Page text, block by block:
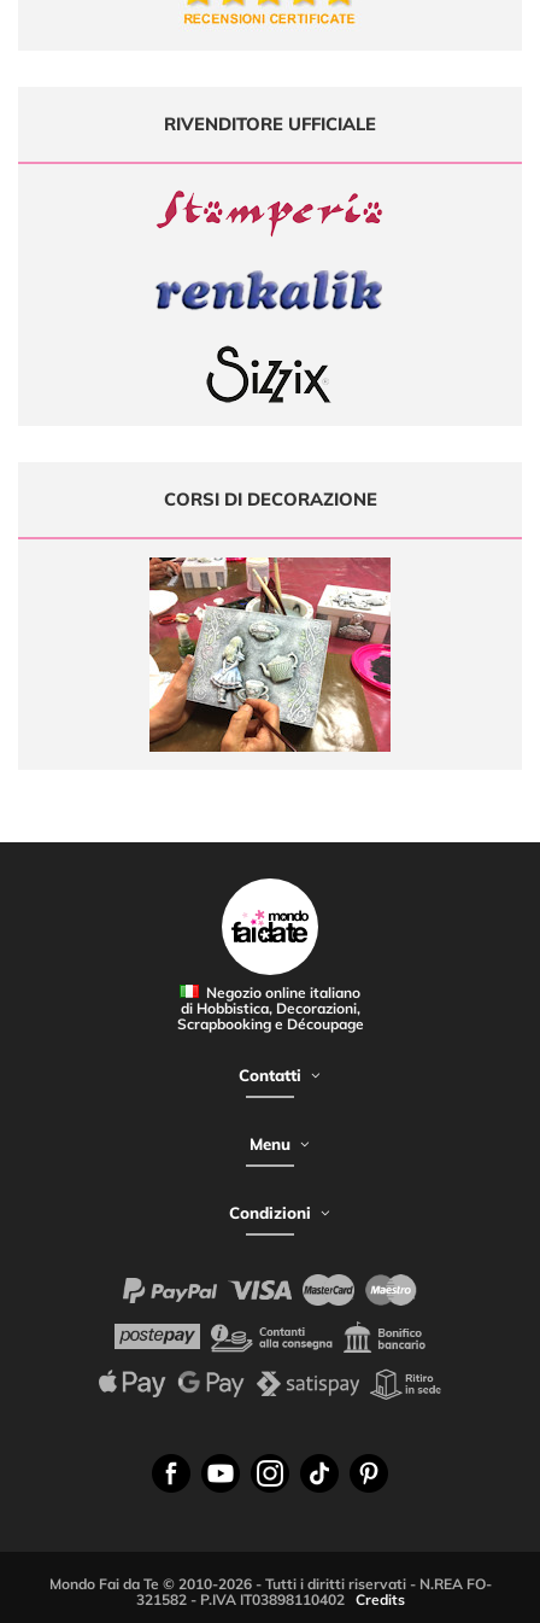
RIVENDITORE UFFICIALE
CORSI DI DECORAZIONE
Negozio online italiano
di Hobbistica, Decorazioni,
Scrapbooking e Découpage
Contatti
Menu
Condizioni
Mondo Fai da Te © 2010-2026 - Tutti i diritti riservati - N.REA FO-
321582 - P.IVA IT03898110402 Credits